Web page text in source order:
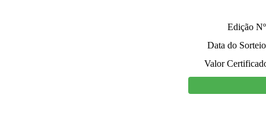
Edição
Data do
Valor